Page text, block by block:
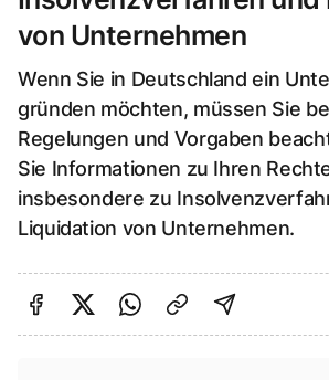
von Unternehmen
Wenn Sie in Deutschland ein
gründen möchten, müssen Sie
Regelungen und Vorgaben
Sie Informationen zu Ihren
insbesondere zu
Liquidation von Unternehmen.
Auf Facebook teilen
Auf Twitter teilen
Per Link